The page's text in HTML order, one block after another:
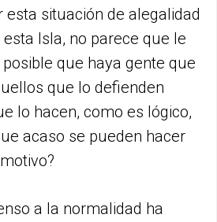
esta situación de alegalidad
Isla, no parece que le
que haya gente que
que lo defienden
lo hacen, como es lógico,
acaso se pueden hacer
a la normalidad ha